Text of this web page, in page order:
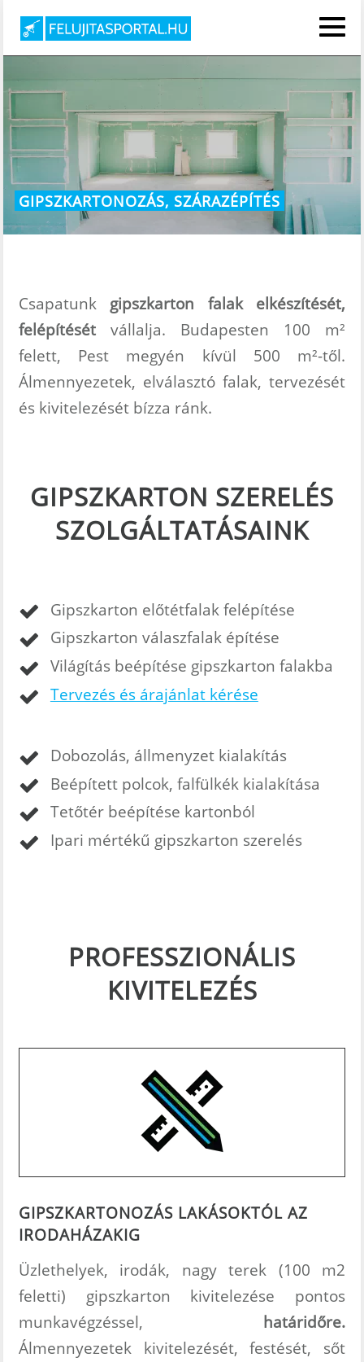
GIPSZKARTONOZÁS, SZÁRAZÉPÍTÉS
Csapatunk gipszkarton falak elkészítését,
felépítésétvállalja. Budapesten 100 m²
felett, Pest megyén kívül 500 m²-től.
Álmennyezetek, elválasztó falak, tervezését
és kivitelezését bízza ránk.
GIPSZKARTON SZERELÉS
SZOLGÁLTATÁSAINK
Gipszkarton előtétfalak felépítése
Gipszkarton válaszfalak építése
Világítás beépítése gipszkarton falakba
Tervezés és árajánlat kérése
Dobozolás, állmenyzet kialakítás
Beépített polcok, falfülkék kialakítása
Tetőtér beépítése kartonból
Ipari mértékű gipszkarton szerelés
PROFESSZIONÁLIS
KIVITELEZÉS
GIPSZKARTONOZÁSLAKÁSOKTÓL AZ
IRODAHÁZAKIG
Üzlethelyek, irodák, nagy terek (100 m2
feletti) gipszkarton kivitelezése pontos
munkavégzéssel, határidőre.
Álmennyezetek kivitelezését, festését, sőt
KEZDŐOLDAL
FESTÉS, MÁZOLÁS
GIPSZKARTONOZÁS
LÉTESÍTMÉNYEK
KARBANTARTÁSI
FESTÉSE
INTÉZMÉNYEK FESTÉSE
ÉS FELÚJÍTÁSA
FELÚJÍTÁS
RÓLUNK
REFERENCIÁK
KAPCSOLAT